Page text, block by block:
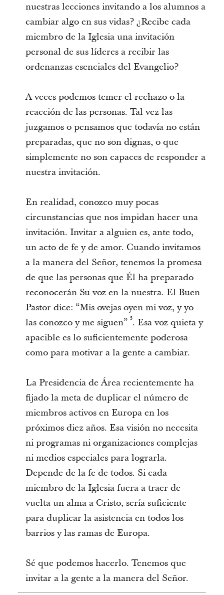
nuestras lecciones invitando a los alumnos a
cambiar algo en sus vidas? ¿Recibe cada
miembro de la Iglesia una invitación
personal de sus líderes a recibir las
ordenanzas esenciales del Evangelio?
A veces podemos temer el rechazo o la
reacción de las personas. Tal vez las
juzgamos o pensamos que todavía no están
preparadas, que no son dignas, o que
simplemente no son capaces de responder a
nuestra invitación.
En realidad, conozco muy pocas
circunstancias que nos impidan hacer una
invitación. Invitar a alguien es, ante todo,
un acto de fe y de amor. Cuando invitamos
a la manera del Señor, tenemos la promesa
de que las personas que Él ha preparado
reconocerán Su voz en la nuestra. El Buen
Pastor dice: “Mis ovejas oyen mi voz, y yo
las conozco y me siguen” 5. Esa voz quieta y
apacible es lo suficientemente poderosa
como para motivar a la gente a cambiar.
La Presidencia de Área recientemente ha
fijado la meta de duplicar el número de
miembros activos en Europa en los
próximos diez años. Esa visión no necesita
ni programas ni organizaciones complejas
ni medios especiales para lograrla.
Depende de la fe de todos. Si cada
miembro de la Iglesia fuera a traer de
vuelta un alma a Cristo, sería suficiente
para duplicar la asistencia en todos los
barrios y las ramas de Europa.
Sé que podemos hacerlo. Tenemos que
invitar a la gente a la manera del Señor.